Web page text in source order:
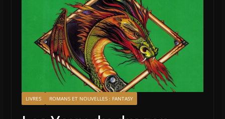
LIVRES ROMANS ET NOUVELLES : FANTASY